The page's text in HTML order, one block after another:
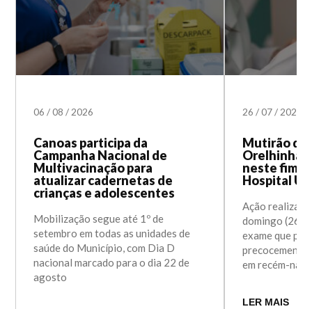
06/08/2026
Canoas participa da
Campanha Nacional de
Multivacinação para
atualizar cadernetas de
crianças e adolescentes
Mobilização segue até 1º de
setembro em todas as unidades de
saúde do Município, com Dia D
nacional marcado para o dia 22 de
agosto
26/07/2026
Mutirão do
Orelhinha
neste fim
Hospital
Ação
domingo (26)
exame que
em recém-
LER MAIS